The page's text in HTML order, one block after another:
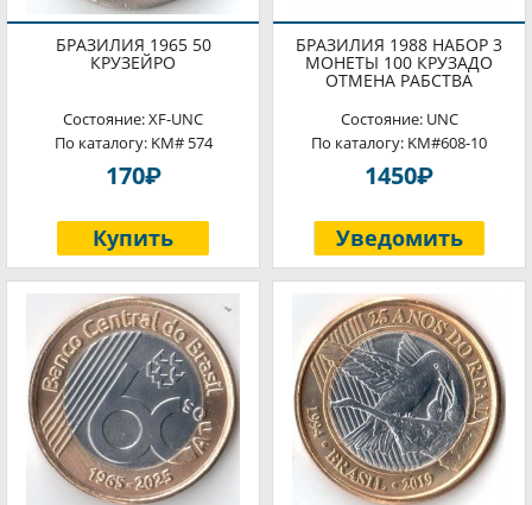
БРАЗИЛИЯ 1965 50
КРУЗЕЙРО
Состояние: XF-UNC
По каталогу: KM# 574
170P
Купить
БРАЗИЛИЯ 1988 НАБОР 3
МОНЕТЫ 100 КРУЗАДО
ОТМЕНА РАБСТВА
Состояние: UNC
По каталогу: KM#608-10
1450P
Уведомить